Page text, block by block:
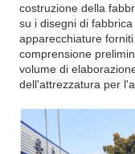
costruzione della
su i disegni di
apparecchiature
comprensione
volume di
dell'attrezzatura per